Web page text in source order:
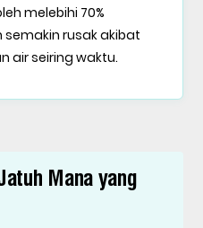
melebihi 70%
rusak akibat
air seiring waktu.
Mana yang